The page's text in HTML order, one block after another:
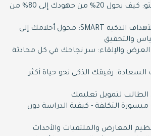
خبير مبدأ باريتو: كيف يحول 20% من جهودك إلى 80% من
خبير معايير الأهداف الذكية SMART: محول أحلامك إلى
والتحقيق
العرض والإلقاء: سر نجاحك في كل محادثة
السعادة: رفيقك الذكي نحو حياة أكثر
لتمويل تعليمك
التكلفة - كيفية الدراسة دون
المعارض والملتقيات والأحداث